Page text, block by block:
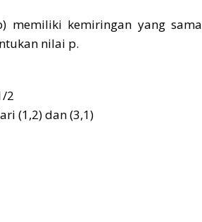
memiliki kemiringan yang sama
nilai p.
2
(1,2) dan (3,1)